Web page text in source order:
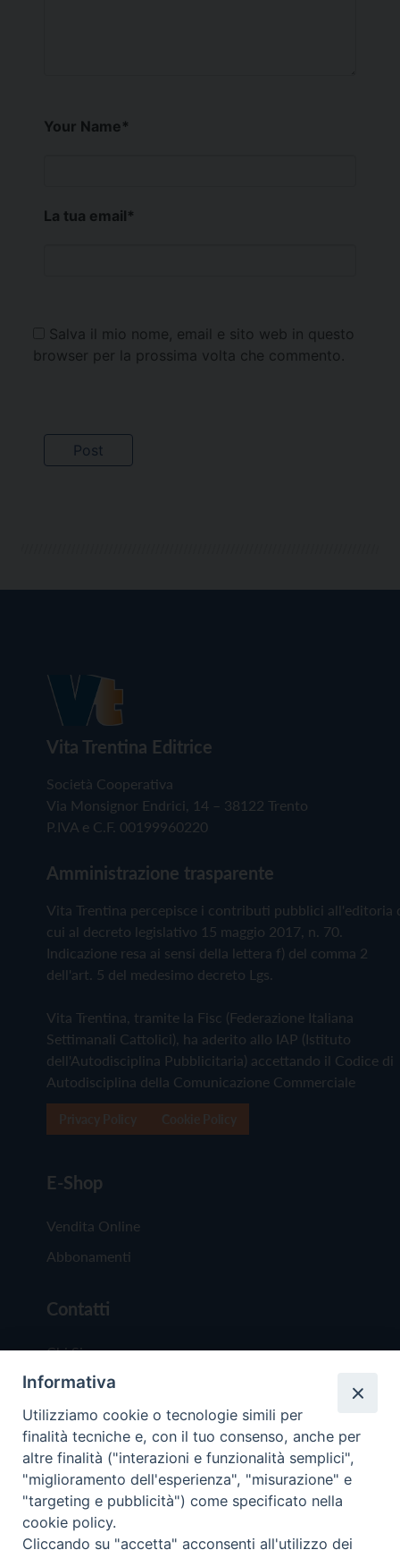
Your Name*
La tua email*
Salva il mio nome, email e sito web in questo
browser per la prossima volta che commento.
Vita Trentina Editrice
Società Cooperativa
Via Monsignor Endrici, 14 – 38122 Trento
P.IVA e C.F. 00199960220
Amministrazione trasparente
Vita Trentina percepisce i contributi pubblici all'editoria
cui al decreto legislativo 15 maggio 2017, n. 70.
Indicazione resa ai sensi della lettera f) del comma 2
dell'art. 5 del medesimo decreto Lgs.
Vita Trentina, tramite la Fisc (Federazione Italiana
Settimanali Cattolici), ha aderito allo IAP (Istituto
dell'Autodisciplina Pubblicitaria) accettando il Codice di
Autodisciplina della Comunicazione Commerciale
E-Shop
Vendita Online
Abbonamenti
Contatti
Chi Siamo
Redazione
Scrivici
Copyright © 2019 - Tutti i diritti riservati - Vita
Informativa
Utilizziamo cookie o tecnologie simili per
finalità tecniche e, con il tuo consenso, anche per
altre finalità ("interazioni e funzionalità semplici",
"miglioramento dell'esperienza", "misurazione" e
"targeting e pubblicità") come specificato nella
cookie policy.
Cliccando su "accetta" acconsenti all'utilizzo dei